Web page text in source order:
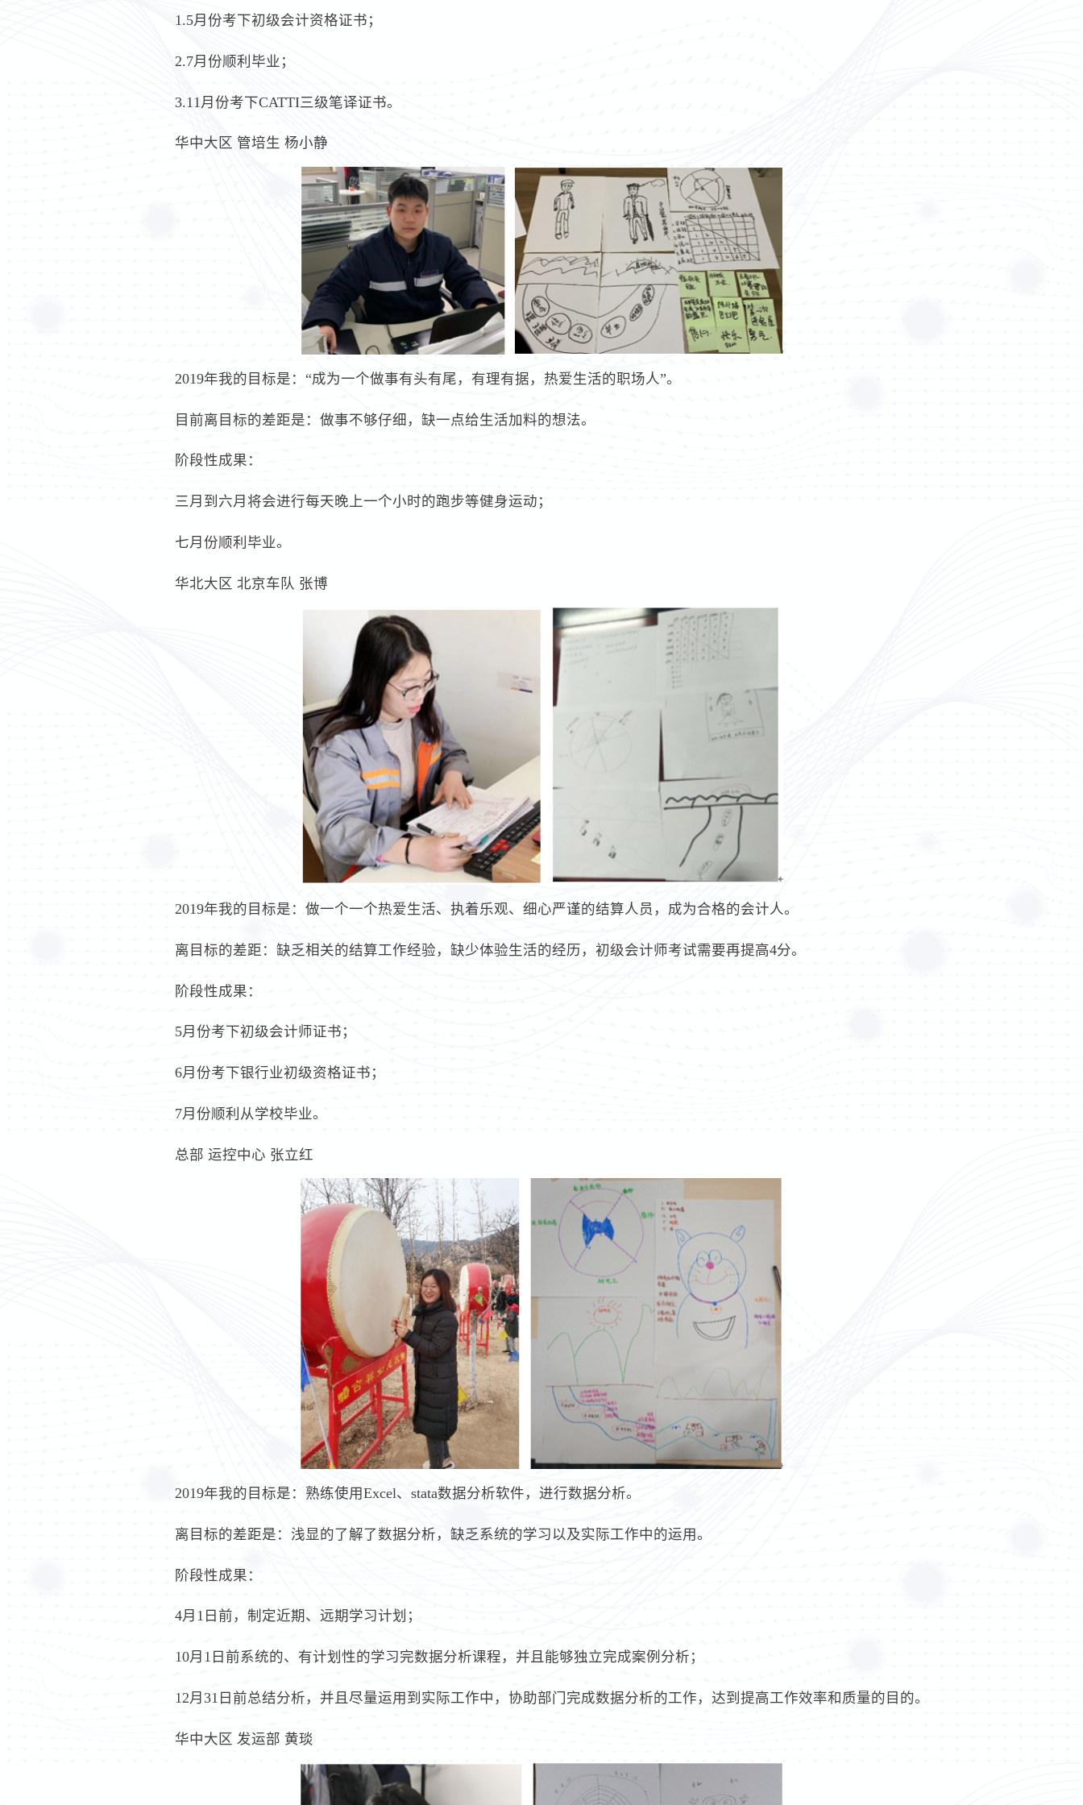
1.5月份考下初级会计资格证书；
2.7月份顺利毕业；
3.11月份考下CATTI三级笔译证书。
华中大区 管培生 杨小静
2019年我的目标是：“成为一个做事有头有尾，有理有据，热爱生活的职场人”。
目前离目标的差距是：做事不够仔细，缺一点给生活加料的想法。
阶段性成果：
三月到六月将会进行每天晚上一个小时的跑步等健身运动；
七月份顺利毕业。
华北大区 北京车队 张博
2019年我的目标是：做一个一个热爱生活、执着乐观、细心严谨的结算人员，成为合格的会计人。
离目标的差距：缺乏相关的结算工作经验，缺少体验生活的经历，初级会计师考试需要再提高4分。
阶段性成果：
5月份考下初级会计师证书；
6月份考下银行业初级资格证书；
7月份顺利从学校毕业。
总部 运控中心 张立红
2019年我的目标是：熟练使用Excel、stata数据分析软件，进行数据分析。
离目标的差距是：浅显的了解了数据分析，缺乏系统的学习以及实际工作中的运用。
阶段性成果：
4月1日前，制定近期、远期学习计划；
10月1日前系统的、有计划性的学习完数据分析课程，并且能够独立完成案例分析；
12月31日前总结分析，并且尽量运用到实际工作中，协助部门完成数据分析的工作，达到提高工作效率和质量的目的。
华中大区 发运部 黄琰